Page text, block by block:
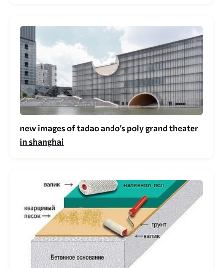
new images of tadao ando’s poly grand theater
in shanghai